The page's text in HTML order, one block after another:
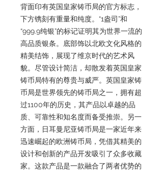
背面印有英国皇家铸币局的官方标志，
下方镌刻有重量和纯度。“1盎司”和
“999.9纯银”的标记证明其为世界一流的
高品质银条。底部饰以北欧文化风格的
精美结饰，展现了维京时代的艺术风
貌。尽管设计简洁，却散发着英国皇家
铸币局特有的尊贵与威严。英国皇家铸
币局是世界领先的铸币局之一，拥有超
过1100年的历史，其产品以卓越的品
质、可靠性和知名度而备受推崇。另一
方面，日耳曼尼亚铸币局是一家近年来
迅速崛起的欧洲铸币局，凭借其精美的
设计和创新的产品开发吸引了众多收藏
家。这款产品是一款融合了两者优势的